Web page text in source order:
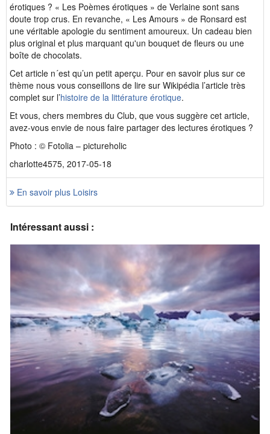
érotiques ? « Les Poèmes érotiques » de Verlaine sont sans
doute trop crus. En revanche, « Les Amours » de Ronsard est
une véritable apologie du sentiment amoureux. Un cadeau bien
plus original et plus marquant qu'un bouquet de fleurs ou une
boîte de chocolats.
Cet article n´est qu’un petit aperçu. Pour en savoir plus sur ce
thème nous vous conseillons de lire sur Wikipédia l’article très
complet sur l’histoire de la littérature érotique.
Et vous, chers membres du Club, que vous suggère cet article,
avez-vous envie de nous faire partager des lectures érotiques ?
Photo : © Fotolia – pictureholic
charlotte4575, 2017-05-18
En savoir plus Loisirs
Intéressant aussi :